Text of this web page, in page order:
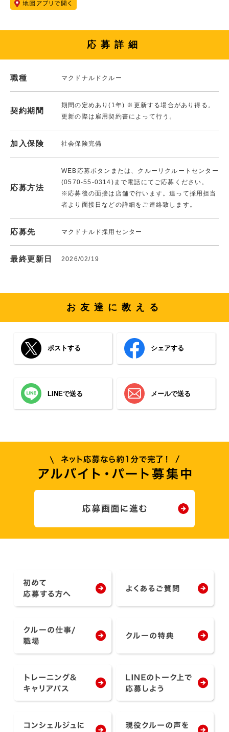
応募詳細
職種 マクドナルドクルー
契約期間
期間の定めあり(1年) ※更新する場合があり得る。
更新の際は雇用契約書によって行う。
加入保険 社会保険完備
応募方法
WEB応募ボタンまたは、クルーリクルートセンター
(0570-55-0314)まで電話にてご応募ください。
※応募後の面接は店舗で行います。追って採用担当
者より面接日などの詳細をご連絡致します。
応募先 マクドナルド採用センター
最終更新日 2026/02/19
お友達に教える
ポストする シェアする
LINEで送る メールで送る